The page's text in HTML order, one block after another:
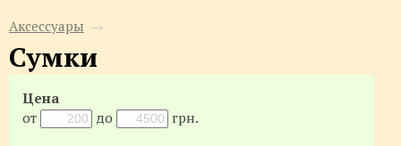
Аксессуары →
Сумки
Цена
от
до грн.